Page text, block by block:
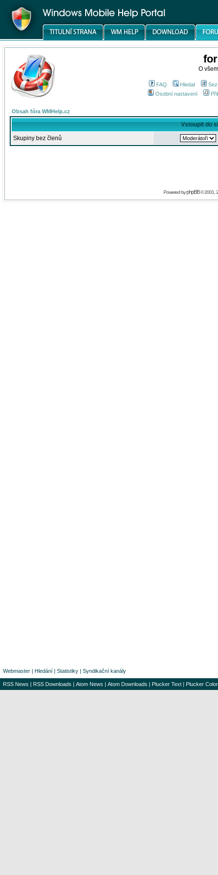
O
FAQ Hledat
Osobní nastavení
Obsah fóra WMHelp.cz
Vstoupit do
Skupiny bez členů
Powered byphpBB© 2001,
Webmaster | Hledání | Statistiky | Syndikační kanály
RSS News | RSS Downloads | Atom News | Atom Downloads | Plucker Text | Plucker Color